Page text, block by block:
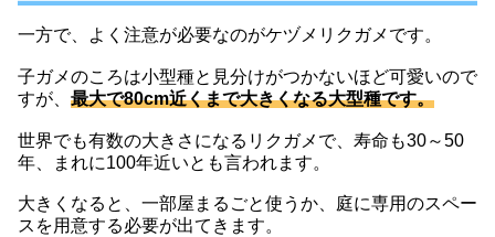
一方で、よく注意が必要なのがケヅメリクガメです。
子ガメのころは小型種と見分けがつかないほど可愛いので
すが、 最大で80cm近くまで大きくなる大型種です。
世界でも有数の大きさになるリクガメで、寿命も30～50
年、まれに100年近いとも言われます。
大きくなると、一部屋まるごと使うか、庭に専用のスペー
スを用意する必要が出てきます。